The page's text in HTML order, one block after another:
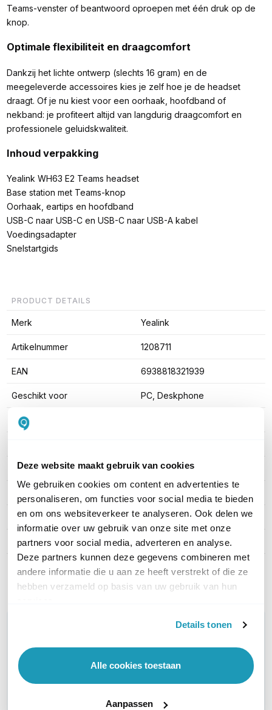
Deze website maakt gebruik van cookies
We gebruiken cookies om content en advertenties te
personaliseren, om functies voor social media te bieden
en om ons websiteverkeer te analyseren. Ook delen we
informatie over uw gebruik van onze site met onze
partners voor social media, adverteren en analyse.
Deze partners kunnen deze gegevens combineren met
andere informatie die u aan ze heeft verstrekt of die ze
hebben verzameld op basis van uw gebruik van hun
Details tonen
Alle cookies toestaan
Aanpassen
Teams-venster of beantwoord oproepen met één druk op de
knop.
Optimale flexibiliteit en draagcomfort
Dankzij het lichte ontwerp (slechts 16 gram) en de
meegeleverde accessoires kies je zelf hoe je de headset
draagt. Of je nu kiest voor een oorhaak, hoofdband of
nekband: je profiteert altijd van langdurig draagcomfort en
professionele geluidskwaliteit.
Inhoud verpakking
Yealink WH63 E2 Teams headset
Base station met Teams-knop
Oorhaak, eartips en hoofdband
USB-C naar USB-C en USB-C naar USB-A kabel
Voedingsadapter
Snelstartgids
PRODUCT DETAILS
Merk Yealink
Artikelnummer 1208711
EAN 6938818321939
Geschikt voor PC, Deskphone
Type headset
Draadloze technologie DECT verbinding
Headset aansluitingen
Microsoft Teams Ja
Active noise cancelling Nee
Toon meer
Vraag het onze experts!